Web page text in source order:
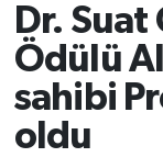
Dr.
Ödülü
sahibi
oldu